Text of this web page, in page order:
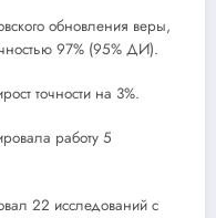
обновления веры,
97% (95% ДИ).
точности на 3%.
работу 5
22 исследований с